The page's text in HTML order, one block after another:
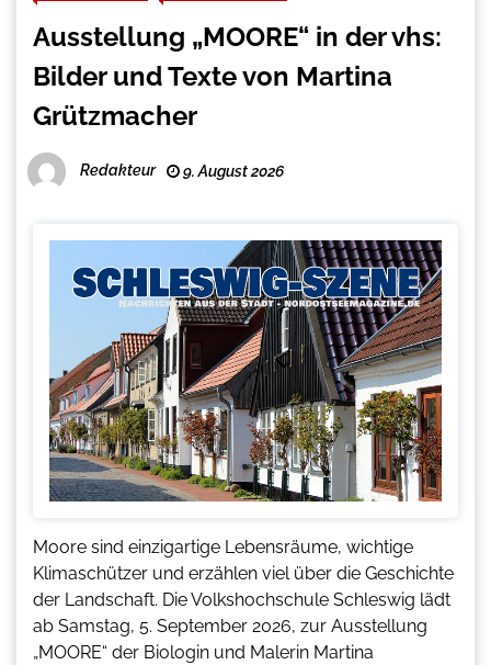
Ausstellung „MOORE“ in der vhs:
Bilder und Texte von Martina
Grützmacher
Redakteur 9. August 2026
Moore sind einzigartige Lebensräume, wichtige
Klimaschützer und erzählen viel über die Geschichte
der Landschaft. Die Volkshochschule Schleswig lädt
ab Samstag, 5. September 2026, zur Ausstellung
„MOORE“ der Biologin und Malerin Martina